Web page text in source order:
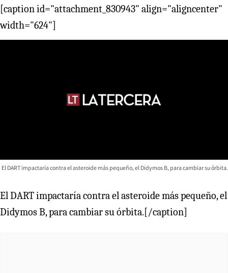
[caption id="attachment_830943" align="aligncenter"
width="624"]
El DART impactaría contra el asteroide más pequeño, el Didymos B, para cambiar su órbita.
El DART impactaría contra el asteroide más pequeño, el
Didymos B, para cambiar su órbita.[/caption]